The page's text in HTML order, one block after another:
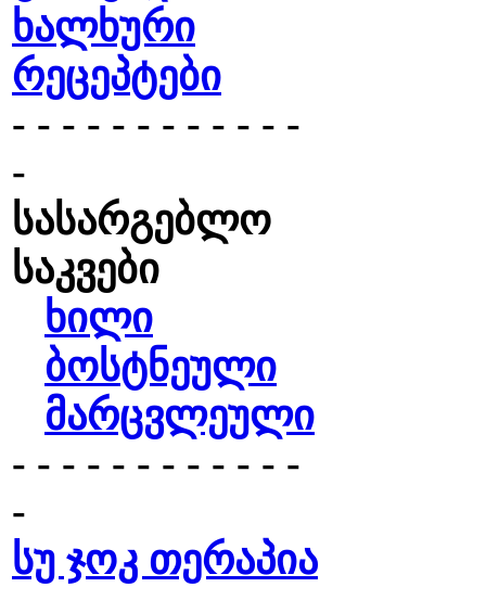
ხალხური
რეცეპტები
- - - - - - - - - - - -
-
სასარგებლო
საკვები
ხილი
ბოსტნეული
მარცვლეული
- - - - - - - - - - - -
-
სუ ჯოკ თერაპია